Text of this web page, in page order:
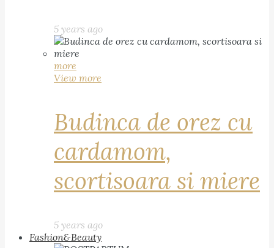
5 years ago
more
View more
Budinca de orez cu
cardamom,
scortisoara si miere
5 years ago
Fashion&Beauty